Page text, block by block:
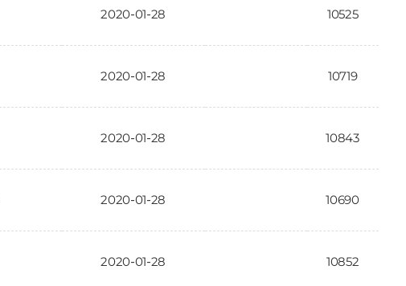
2020-01-28 10525
2020-01-28 10719
2020-01-28 10843
2020-01-28 10690
2020-01-28 10852